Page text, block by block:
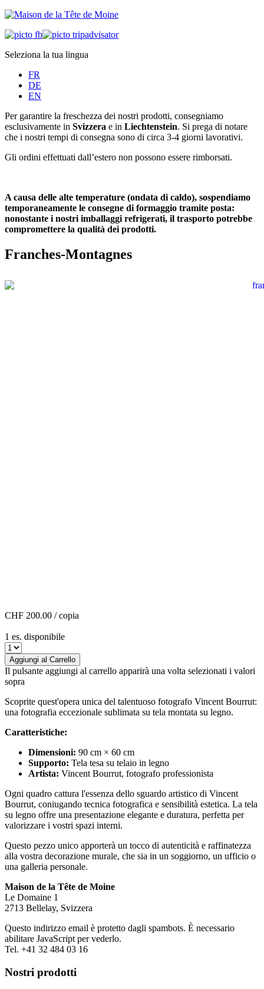
Seleziona la tua lingua
FR
DE
EN
Per garantire la freschezza dei nostri prodotti, consegniamo
esclusivamente in Svizzera e in Liechtenstein. Si prega di notare
che i nostri tempi di consegna sono di circa 3-4 giorni lavorativi.
Gli ordini effettuati dall’estero non possono essere rimborsati.
A causa delle alte temperature (ondata di caldo), sospendiamo
temporaneamente le consegne di formaggio tramite posta:
nonostante i nostri imballaggi refrigerati, il trasporto potrebbe
compromettere la qualità dei prodotti.
Franches-Montagnes
CHF 200.00 / copia
1 es. disponibile
Aggiungi al Carrello
Il pulsante aggiungi al carrello apparirà una volta selezionati i valori
sopra
Scoprite quest'opera unica del talentuoso fotografo Vincent Bourrut:
una fotografia eccezionale sublimata su tela montata su legno.
Caratteristiche:
Dimensioni: 90 cm × 60 cm
Supporto: Tela tesa su telaio in legno
Artista: Vincent Bourrut, fotografo professionista
Ogni quadro cattura l'essenza dello sguardo artistico di Vincent
Bourrut, coniugando tecnica fotografica e sensibilità estetica. La tela
su legno offre una presentazione elegante e duratura, perfetta per
valorizzare i vostri spazi interni.
Questo pezzo unico apporterà un tocco di autenticità e raffinatezza
alla vostra decorazione murale, che sia in un soggiorno, un ufficio o
una galleria personale.
Maison de la Tête de Moine
Le Domaine 1
2713 Bellelay, Svizzera
Questo indirizzo email è protetto dagli spambots. È necessario
abilitare JavaScript per vederlo.
Tel. +41 32 484 03 16
Nostri prodotti